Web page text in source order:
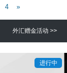
4 »
外汇赠金活动 >>
进行中